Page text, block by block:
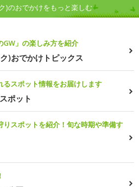
)のおでかけをもっと楽しむ
」の楽しみ方を紹介
)おでかけトピックス
るスポット情報をお届けします
ポット
りスポットを紹介！旬な時期や準備す